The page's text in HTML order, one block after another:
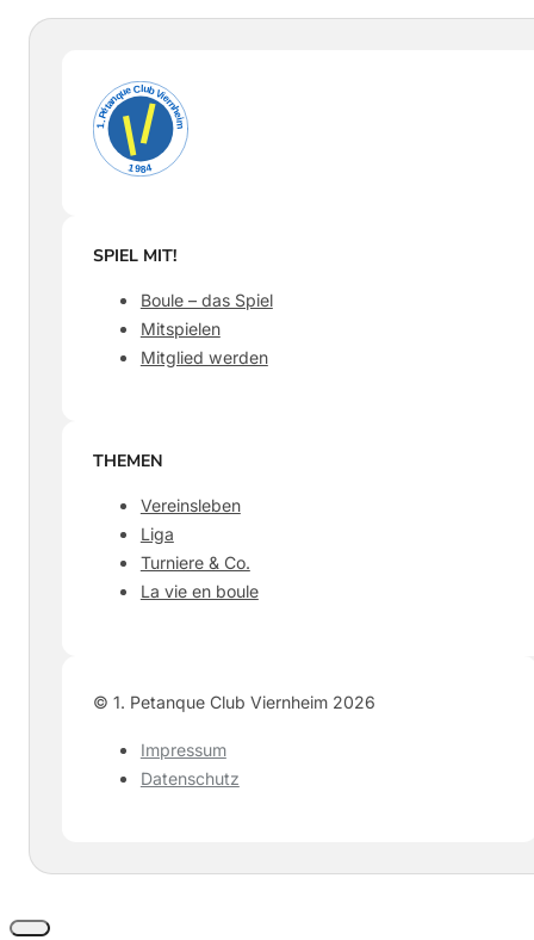
SPIEL MIT!
Boule – das Spiel
Mitspielen
Mitglied werden
THEMEN
Vereinsleben
Liga
Turniere & Co.
La vie en boule
©️ 1. Petanque Club Viernheim 2026
Impressum
Datenschutz